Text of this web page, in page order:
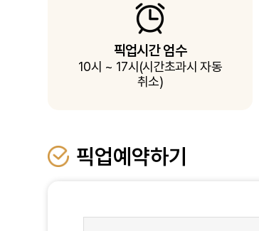
픽업시간 엄수
10시 ~ 17시(시간초과시 자동
취소)
픽업예약하기